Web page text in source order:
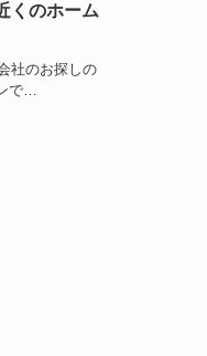
くのホーム
社のお探しの
で…